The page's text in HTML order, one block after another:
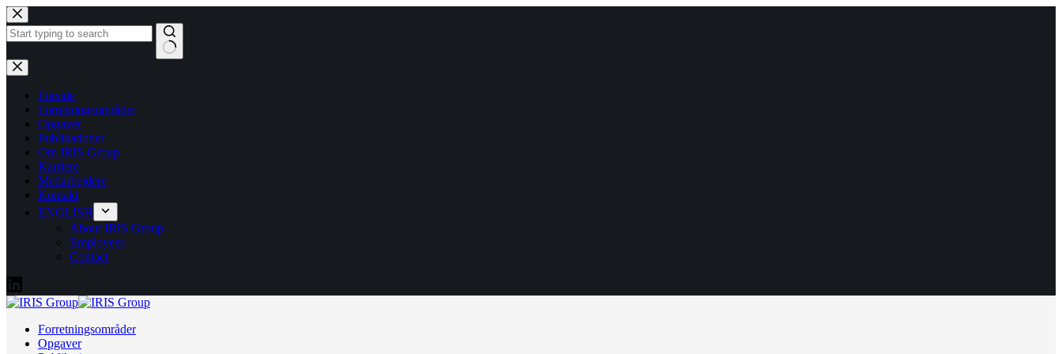
Fortsæt
til
indhold
Ingen
resultater
Forside
Forretningsområder
Opgaver
Publikationer
Om IRIS Group
Karriere
Medarbejdere
Kontakt
ENGLISH
About IRIS Group
Employees
Contact
Forretningsområder
Opgaver